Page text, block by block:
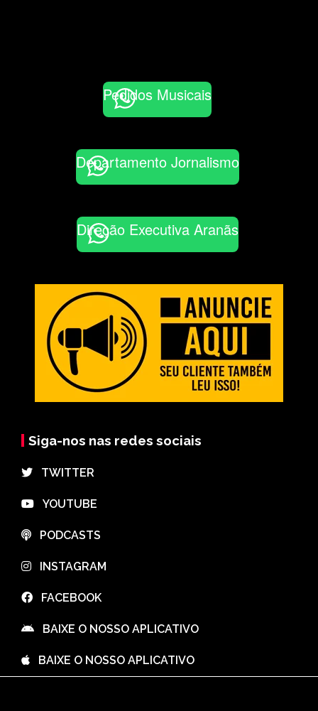
Pedidos Musicais
Departamento Jornalismo
Direção Executiva Aranãs
Siga-nos nas redes sociais
⠀TWITTER
⠀YOUTUBE
⠀PODCASTS
⠀INSTAGRAM
⠀FACEBOOK
⠀BAIXE O NOSSO APLICATIVO
⠀BAIXE O NOSSO APLICATIVO